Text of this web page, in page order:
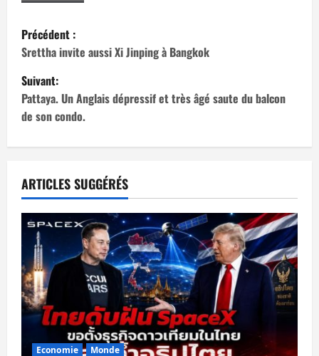
N
a
v
i
g
a
t
i
o
n
d
Précédent :
Srettha invite aussi Xi Jinping à Bangkok
Suivant:
Pattaya. Un Anglais dépressif et très âgé saute du balcon
de son condo.
ARTICLES SUGGÉRÉS
Economie Monde